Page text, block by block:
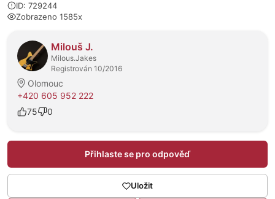
ID: 729244
Zobrazeno 1585x
O prodejci
Milouš J.
Milous.Jakes
Registrován 10/2016
Olomouc
+420 605 952 222
75
0
Přihlaste se pro odpověď
Uložit